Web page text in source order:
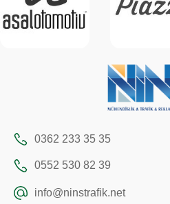
0362 233 35 35
0552 530 82 39
info@ninstrafik.net